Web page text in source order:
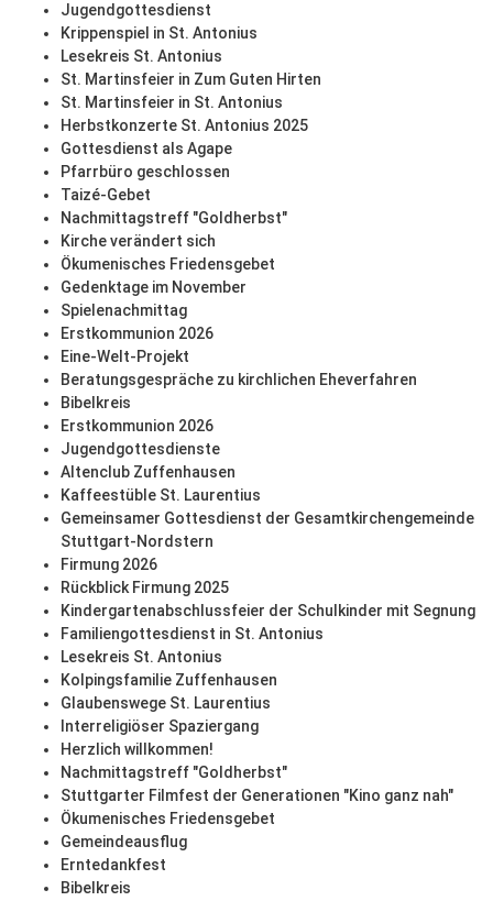
Jugendgottesdienst
Krippenspiel in St. Antonius
Lesekreis St. Antonius
St. Martinsfeier in Zum Guten Hirten
St. Martinsfeier in St. Antonius
Herbstkonzerte St. Antonius 2025
Gottesdienst als Agape
Pfarrbüro geschlossen
Taizé-Gebet
Nachmittagstreff "Goldherbst"
Kirche verändert sich
Ökumenisches Friedensgebet
Gedenktage im November
Spielenachmittag
Erstkommunion 2026
Eine-Welt-Projekt
Beratungsgespräche zu kirchlichen Eheverfahren
Bibelkreis
Erstkommunion 2026
Jugendgottesdienste
Altenclub Zuffenhausen
Kaffeestüble St. Laurentius
Gemeinsamer Gottesdienst der Gesamtkirchengemeinde
Stuttgart-Nordstern
Firmung 2026
Rückblick Firmung 2025
Kindergartenabschlussfeier der Schulkinder mit Segnung
Familiengottesdienst in St. Antonius
Lesekreis St. Antonius
Kolpingsfamilie Zuffenhausen
Glaubenswege St. Laurentius
Interreligiöser Spaziergang
Herzlich willkommen!
Nachmittagstreff "Goldherbst"
Stuttgarter Filmfest der Generationen "Kino ganz nah"
Ökumenisches Friedensgebet
Gemeindeausflug
Erntedankfest
Bibelkreis